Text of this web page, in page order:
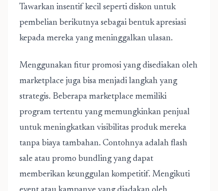
Tawarkan insentif kecil seperti diskon untuk
pembelian berikutnya sebagai bentuk apresiasi
kepada mereka yang meninggalkan ulasan.
Menggunakan fitur promosi yang disediakan oleh
marketplace juga bisa menjadi langkah yang
strategis. Beberapa marketplace memiliki
program tertentu yang memungkinkan penjual
untuk meningkatkan visibilitas produk mereka
tanpa biaya tambahan. Contohnya adalah flash
sale atau promo bundling yang dapat
memberikan keunggulan kompetitif. Mengikuti